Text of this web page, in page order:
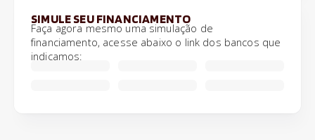
SIMULE SEU FINANCIAMENTO
Faça agora mesmo uma simulação de
financiamento, acesse abaixo o link dos bancos que
indicamos: